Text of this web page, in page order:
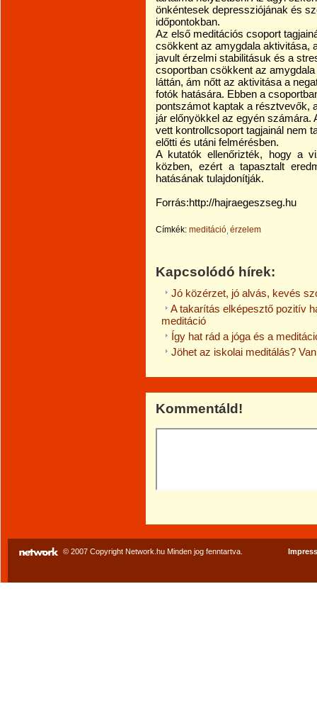
önkéntesek depressziójának és
időpontokban.
Az első meditációs csoport
csökkent az amygdala aktivitása,
javult érzelmi stabilitásuk és a
csoportban csökkent az
láttán, ám nőtt az aktivitása a
fotók hatására. Ebben a
pontszámot kaptak a résztvevők,
jár előnyökkel az egyén
vett kontrollcsoport tagjainál nem
előtti és utáni felmérésben.
A kutatók ellenőrizték, hogy a
közben, ezért a tapasztalt
hatásának tulajdonítják.
Forrás:http://hajraegeszseg.hu
Címkék: meditáció érzelem
Kapcsolódó hírek:
Jó közérzet, jó alvás, kevés
A takarítás elképesztő pozitív
meditáció
Így hat rád a jóga és a
Jöhet az iskolai meditálás?
Kommentáld!
© 2007 Copyright Network.hu Minden jog fenntartva.